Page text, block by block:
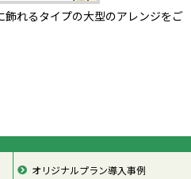
飾れるタイプの大型のアレンジをご
オリジナルプラン導入事例